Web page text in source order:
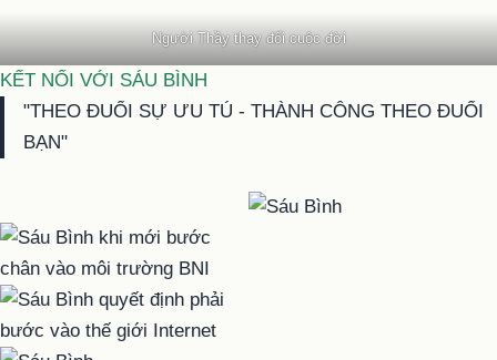
Người Thầy thay đổi cuộc đời
KẾT NỐI VỚI SÁU BÌNH
"THEO ĐUỔI SỰ ƯU TÚ - THÀNH CÔNG THEO ĐUỔI
BẠN"